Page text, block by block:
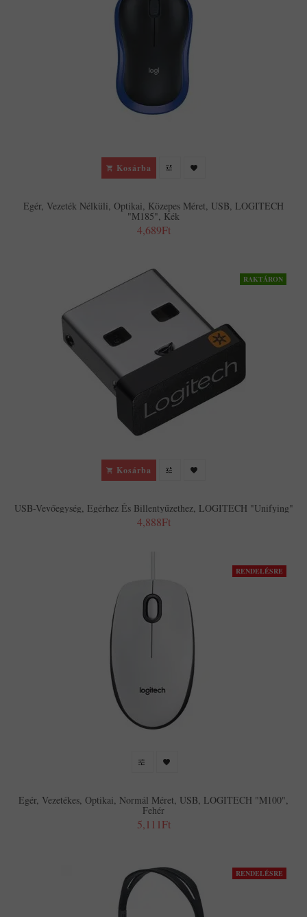
Kosárba
Egér, Vezeték Nélküli, Optikai, Közepes Méret, USB, LOGITECH
"M185", Kék
4,689Ft
RAKTÁRON
Kosárba
USB-Vevőegység, Egérhez És Billentyűzethez, LOGITECH "Unifying"
4,888Ft
RENDELÉSRE
Egér, Vezetékes, Optikai, Normál Méret, USB, LOGITECH "M100",
Fehér
5,111Ft
RENDELÉSRE